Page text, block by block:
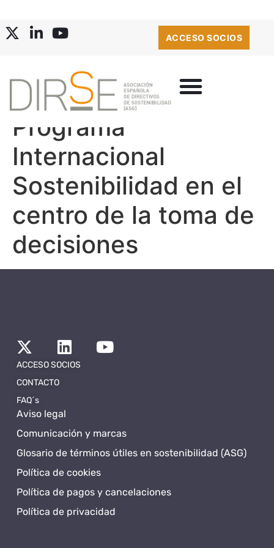
ACCESO SOCIOS
Programa
Internacional
Sostenibilidad en el
centro de la toma de
decisiones
Aviso legal
Comunicación y marcas
Glosario de términos útiles en sostenibilidad (ASG)
Política de cookies
Política de pagos y cancelaciones
Política de privacidad
ACCESO SOCIOS
CONTACTO
FAQ´s